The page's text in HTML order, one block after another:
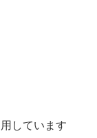
しています